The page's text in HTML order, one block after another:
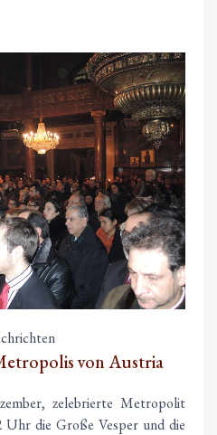
von Austria
zelebrierte Metropolit
die Große Vesper und die